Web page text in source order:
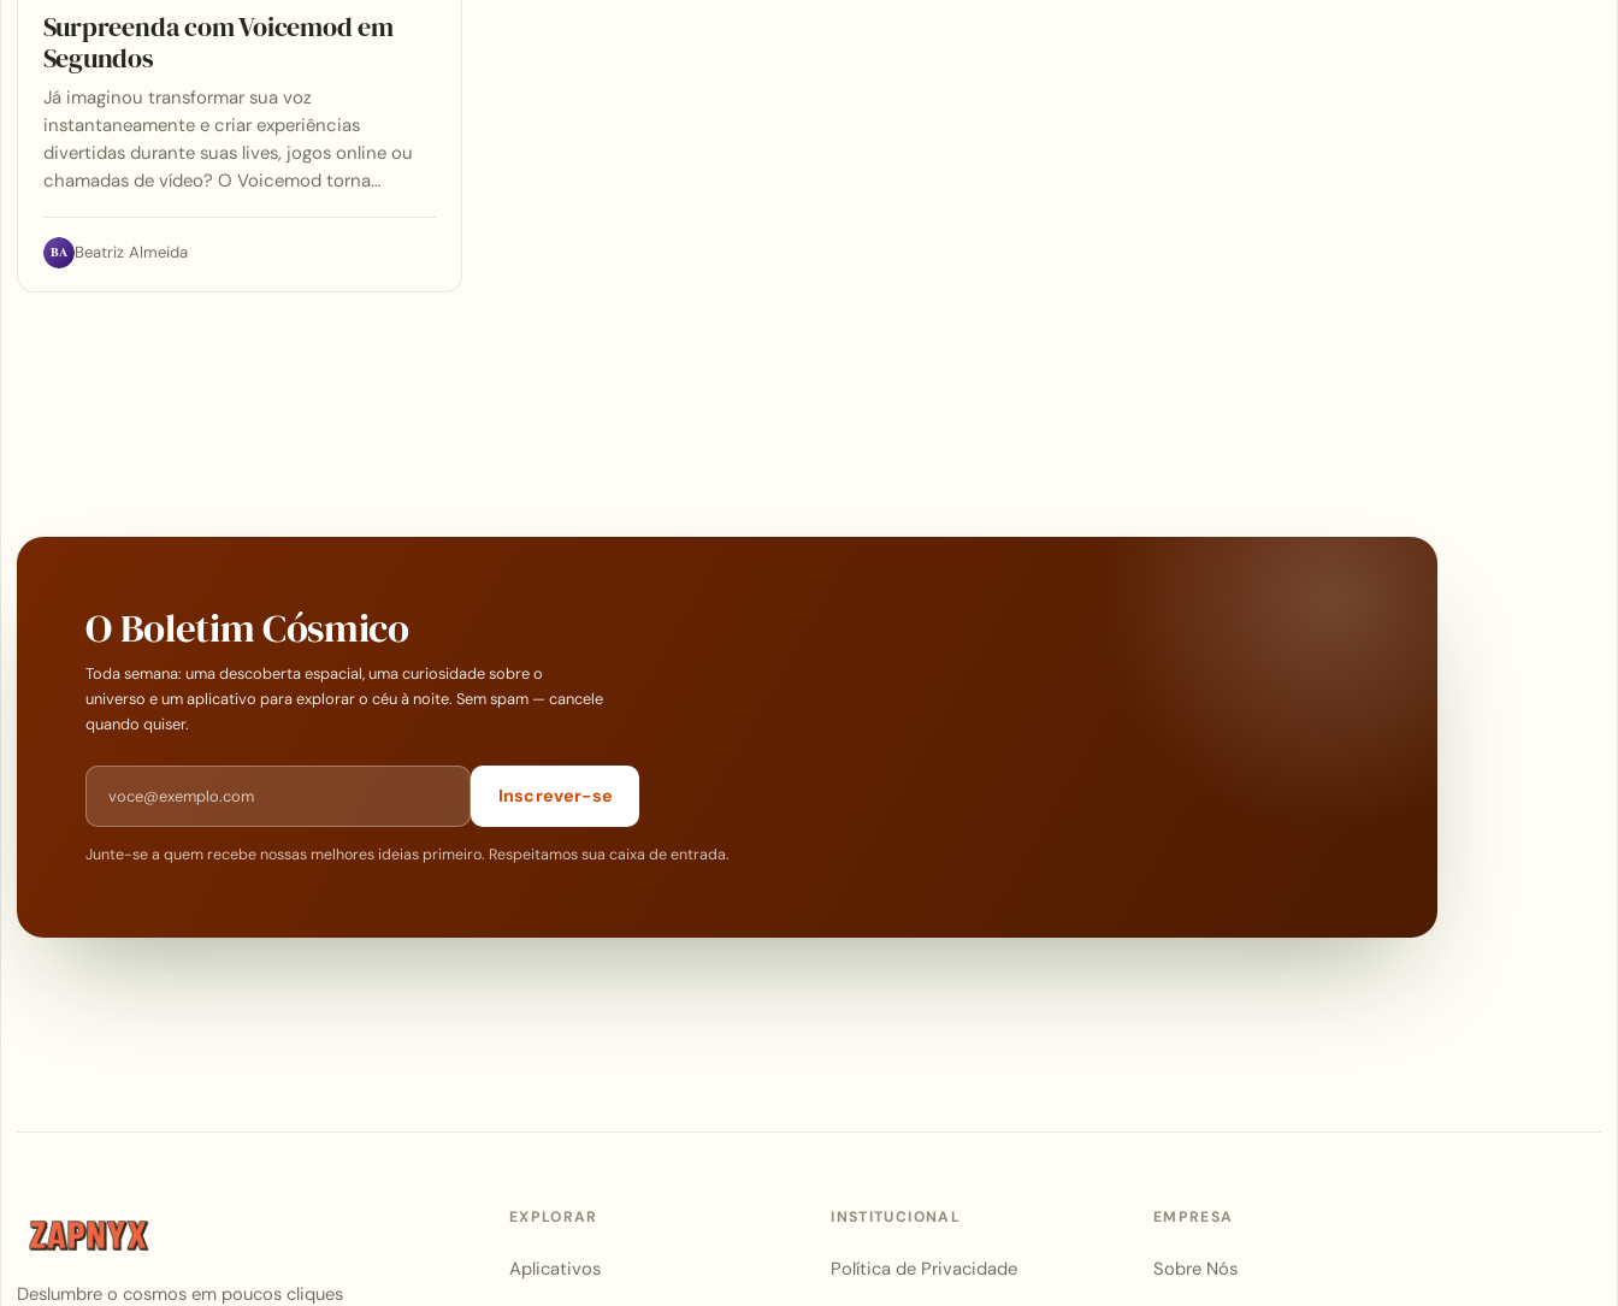
Surpreenda com Voicemod em
Segundos
Já imaginou transformar sua voz
instantaneamente e criar experiências
divertidas durante suas lives, jogos online ou
chamadas de vídeo? O Voicemod torna…
BA Beatriz Almeida
O Boletim Cósmico
Toda semana: uma descoberta espacial, uma curiosidade sobre o
universo e um aplicativo para explorar o céu à noite. Sem spam — cancele
quando quiser.
Endereço de e-mail
Inscrever-se
Junte-se a quem recebe nossas melhores ideias primeiro. Respeitamos sua caixa de entrada.
Deslumbre o cosmos em poucos cliques
EXPLORAR
Aplicativos
INSTITUCIONAL
Política de Privacidade
EMPRESA
Sobre Nós